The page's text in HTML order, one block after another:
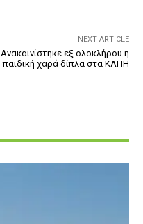
NEXT ARTICLE
Ανακαινίστηκε εξ ολοκλήρου η
παιδική χαρά δίπλα στα ΚΑΠΗ